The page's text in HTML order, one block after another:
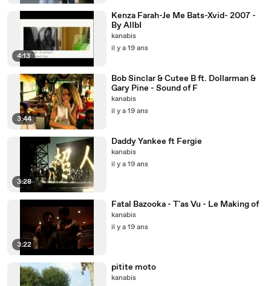
4:13
Kenza Farah-Je Me Bats-Xvid- 2007 -
By AlIbI
kanabis
il y a 19 ans
3:44
Bob Sinclar & Cutee B ft. Dollarman &
Gary Pine - Sound of F
kanabis
il y a 19 ans
3:28
Daddy Yankee ft Fergie
kanabis
il y a 19 ans
3:22
Fatal Bazooka - T'as Vu - Le Making of
kanabis
il y a 19 ans
pitite moto
kanabis